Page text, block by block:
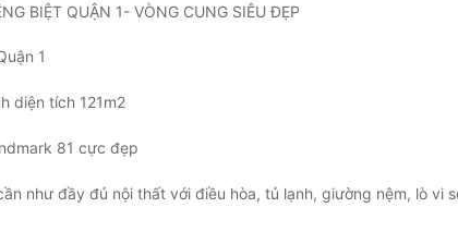
BIỆT QUẬN 1- VÒNG CUNG SIÊU ĐẸP
1
diện tích 121m2
81 cực đẹp
như đầy đủ nội thất với điều hòa, tủ lạnh, giường nệm, lò vi